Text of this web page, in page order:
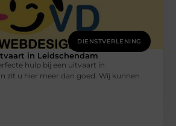
DIENSTVERLENING
in Leidschendam
hulp bij een uitvaart in
zit u hier meer dan goed. Wij kunnen